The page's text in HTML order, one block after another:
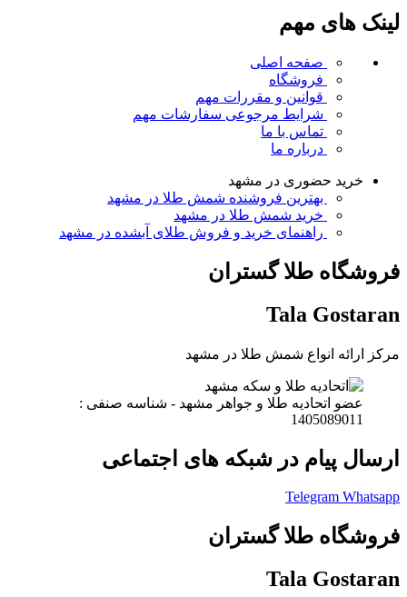
لینک های مهم
صفحه اصلی
فروشگاه
قوانین و مقررات مهم
شرایط مرجوعی سفارشات مهم
تماس با ما
درباره ما
خرید حضوری در مشهد
بهترین فروشنده شمش طلا در مشهد
خرید شمش طلا در مشهد
راهنمای خرید و فروش طلای آبشده در مشهد
فروشگاه طلا گستران
Tala Gostaran
مرکز ارائه انواع شمش طلا در مشهد
عضو اتحادیه طلا و جواهر مشهد - شناسه صنفی :
1405089011
ارسال پیام در شبکه های اجتماعی
Telegram Whatsapp
فروشگاه طلا گستران
Tala Gostaran